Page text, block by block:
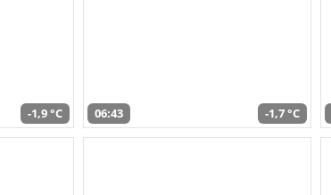
-1,9 °C 06:43 -1,7 °C